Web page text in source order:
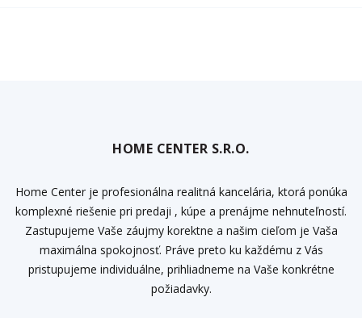
HOME CENTER S.R.O.
Home Center je profesionálna realitná kancelária, ktorá ponúka
komplexné riešenie pri predaji , kúpe a prenájme nehnuteľností.
Zastupujeme Vaše záujmy korektne a našim cieľom je Vaša
maximálna spokojnosť. Práve preto ku každému z Vás
pristupujeme individuálne, prihliadneme na Vaše konkrétne
požiadavky.